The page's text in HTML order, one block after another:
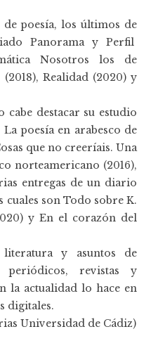
poesía, los últimos de
Panorama y Perfil
Nosotros los de
(2018), Realidad (2020) y
destacar su estudio
poesía en arabesco de
que no creeríais. Una
norteamericano (2016),
entregas de un diario
cuales son Todo sobre K.
y En el corazón del
y asuntos de
periódicos, revistas y
la actualidad lo hace en
digitales.
Universidad de Cádiz)